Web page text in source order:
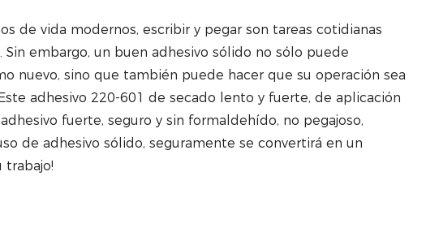
de vida modernos, escribir y pegar son tareas cotidianas
Sin embargo, un buen adhesivo sólido no sólo puede
nuevo, sino que también puede hacer que su operación sea
adhesivo 220-601 de secado lento y fuerte, de aplicación
fuerte, seguro y sin formaldehído, no pegajoso,
de adhesivo sólido, seguramente se convertirá en un
trabajo!